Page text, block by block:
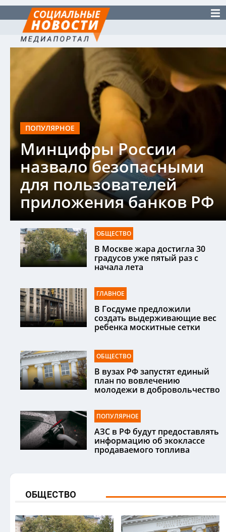
ПОПУЛЯРНОЕ
Минцифры России
назвало безопасными
для пользователей
приложения банков РФ
ОБЩЕСТВО
В Москве жара достигла 30
градусов уже пятый раз с
начала лета
ГЛАВНОЕ
В Госдуме предложили
создать выдерживающие вес
ребенка москитные сетки
ОБЩЕСТВО
В вузах РФ запустят единый
план по вовлечению
молодежи в добровольчество
ПОПУЛЯРНОЕ
АЗС в РФ будут предоставлять
информацию об экоклассе
продаваемого топлива
ОБЩЕСТВО